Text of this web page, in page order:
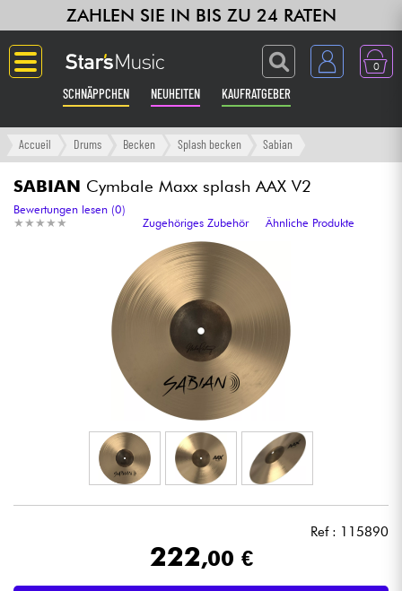
ZAHLEN SIE IN BIS ZU 24 RATEN
0
SCHNÄPPCHEN NEUHEITEN KAUFRATGEBER
Langue
Gitarre & Bass
Verstärker & Effekte
Klaviere & Piano
Synths & samplers
Mikros
Accueil Drums Becken Splash becken Sabian
SABIAN Cymbale Maxx splash AAX V2
★ ★ ★ ★ ★
★ ★ ★ ★ ★
Bewertungen lesen (0)
Zugehöriges Zubehör
Ähnliche Produkte
Ref : 115890
222,00 €